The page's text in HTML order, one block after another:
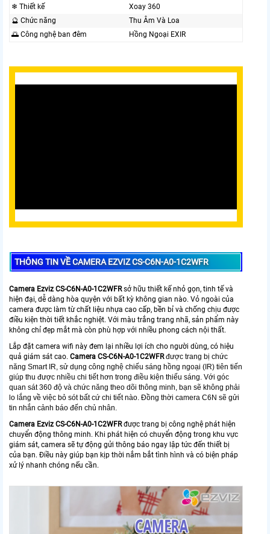
❄ Thiết kế
Xoay 360
🔮 Chức năng
Thu Âm Và Loa
🌅 Công nghệ ban đêm
Hồng Ngoại EXIR
THÔNG TIN VỀ CAMERA EZVIZ CS-C6N-A0-1C2WFR
Camera Ezviz CS-C6N-A0-1C2WFRsở hữu thiết kế nhỏ gọn, tinh tế và
hiện đại, dễ dàng hòa quyện với bất kỳ không gian nào. Vỏ ngoài của
camera được làm từ chất liệu nhựa cao cấp, bền bỉ và chống chịu được
điều kiện thời tiết khắc nghiệt. Với màu trắng trang nhã, sản phẩm này
không chỉ đẹp mắt mà còn phù hợp với nhiều phong cách nội thất.
Lắp đặt camera wifi này đem lại nhiều lợi ích cho người dùng, có hiệu
quả giám sát cao. Camera CS-C6N-A0-1C2WFR được trang bị chức
năng Smart IR, sử dụng công nghệ chiếu sáng hồng ngoại (IR) tiên tiến
giúp thu được nhiều chi tiết hơn trong điều kiện thiếu sáng. Với góc
quan sát 360 độ và chức năng theo dõi thông minh, bạn sẽ không phải
lo lắng về việc bỏ sót bất cứ chi tiết nào. Đồng thời camera C6N sẽ gửi
tin nhắn cảnh báo đến chủ nhân.
Camera Ezviz CS-C6N-A0-1C2WFRđược trang bị công nghệ phát hiện
chuyển động thông minh. Khi phát hiện có chuyển động trong khu vực
giám sát, camera sẽ tự động gửi thông báo ngay lập tức đến thiết bị
của bạn. Điều này giúp bạn kịp thời nắm bắt tình hình và có biện pháp
xử lý nhanh chóng nếu cần.